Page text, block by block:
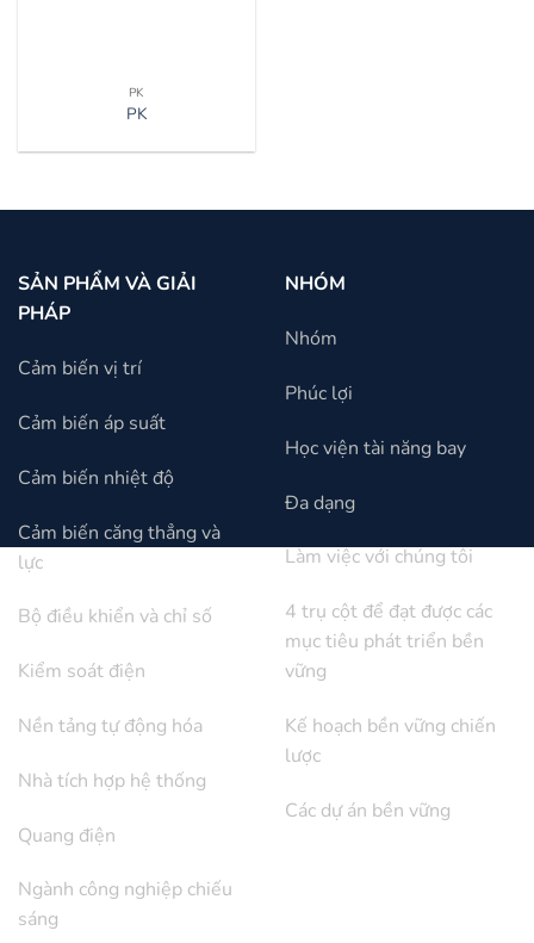
PK
PK
SẢN PHẨM VÀ GIẢI
PHÁP
Cảm biến vị trí
Cảm biến áp suất
Cảm biến nhiệt độ
Cảm biến căng thẳng và
lực
Bộ điều khiển và chỉ số
Kiểm soát điện
Nền tảng tự động hóa
Nhà tích hợp hệ thống
Quang điện
Ngành công nghiệp chiếu
sáng
NHÓM
Nhóm
Phúc lợi
Học viện tài năng bay
Đa dạng
Làm việc với chúng tôi
4 trụ cột để đạt được các
mục tiêu phát triển bền
vững
Kế hoạch bền vững chiến
lược
Các dự án bền vững